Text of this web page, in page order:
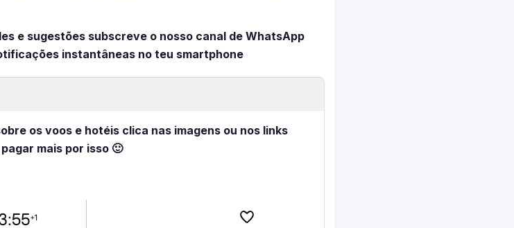
e sugestões subscreve o nosso canal de WhatsApp
instantâneas no teu smartphone
os voos e hotéis clica nas imagens ou nos links
mais por isso 🙂